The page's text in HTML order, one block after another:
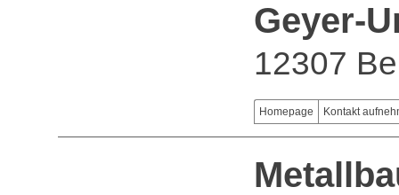
Geyer-
12307
Homepage Kontakt